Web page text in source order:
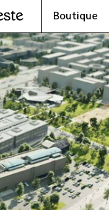
Boutique